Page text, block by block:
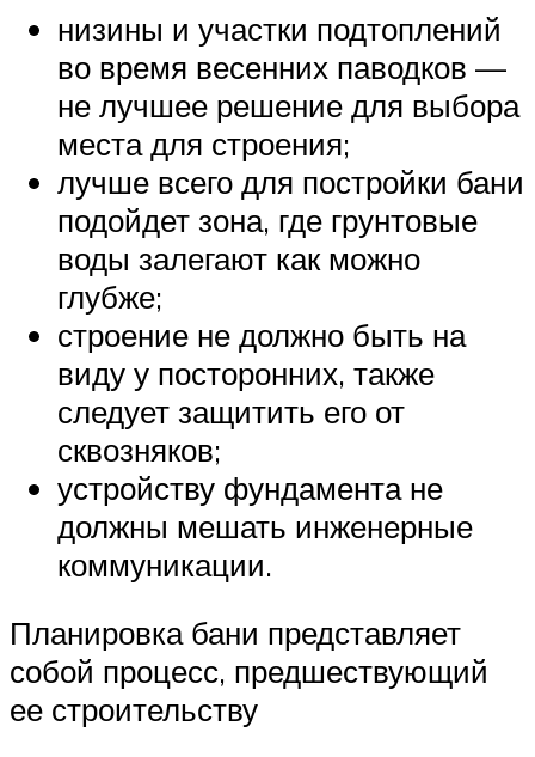
низины и участки подтоплений
во время весенних паводков —
не лучшее решение для выбора
места для строения;
лучше всего для постройки бани
подойдет зона, где грунтовые
воды залегают как можно
глубже;
строение не должно быть на
виду у посторонних, также
следует защитить его от
сквозняков;
устройству фундамента не
должны мешать инженерные
коммуникации.
Планировка бани представляет
собой процесс, предшествующий
ее строительству